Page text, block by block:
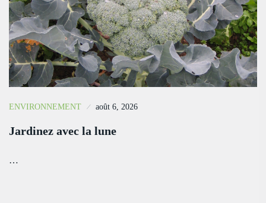
ENVIRONNEMENT août 6, 2026
Jardinez avec la lune
…